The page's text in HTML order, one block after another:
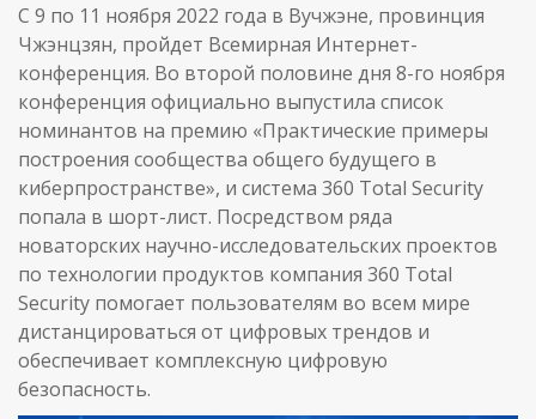
С 9 по 11 ноября 2022 года в Вучжэне, провинция
Чжэнцзян, пройдет Всемирная Интернет-
конференция. Во второй половине дня 8-го ноября
конференция официально выпустила список
номинантов на премию «Практические примеры
построения сообщества общего будущего в
киберпространстве», и система 360 Total Security
попала в шорт-лист. Посредством ряда
новаторских научно-исследовательских проектов
по технологии продуктов компания 360 Total
Security помогает пользователям во всем мире
дистанцироваться от цифровых трендов и
обеспечивает комплексную цифровую
безопасность.